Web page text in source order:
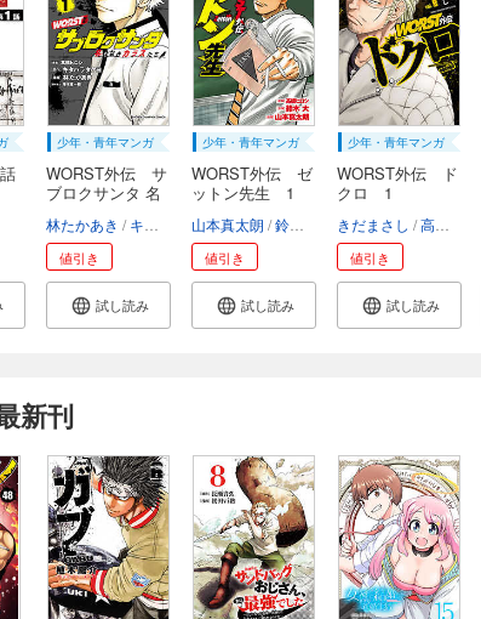
少年・青年マンガ
WORST外伝 サ
ブロクサンタ 名
林たかあき キタハラタケヨ 高橋ヒロシ 増本庄一郎
値引き
試し読み
少年・青年マンガ
WORST外伝 ゼ
ットン先生 1
山本真太朗 鈴木大 高橋ヒロシ
値引き
試し読み
少年・青年マンガ
WORST外伝 ド
クロ 1
きだまさし 高橋ヒロシ
値引き
試し読み
新刊